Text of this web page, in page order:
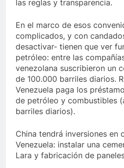
las reglas y transparencia.
En el marco de esos
complicados, y con
desactivar- tienen que ver
petróleo: entre las
venezolana suscribieron un
de 100.000 barriles diarios.
Venezuela paga los
de petróleo y combustibles
barriles diarios).
China tendrá inversiones en
Venezuela: instalar una
Lara y fabricación de